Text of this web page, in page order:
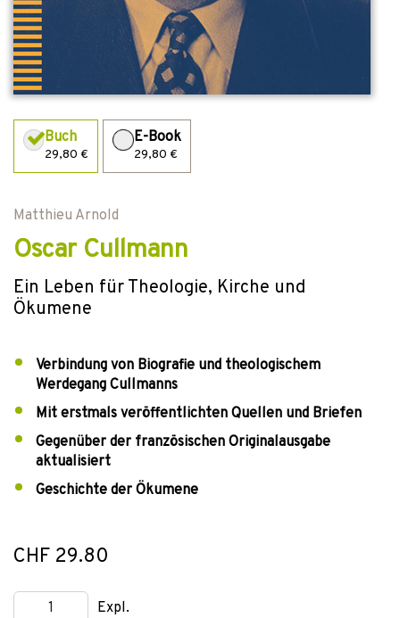
Buch
29,80 €
E-Book
29,80 €
Matthieu Arnold
Oscar Cullmann
Ein Leben für Theologie, Kirche und
Ökumene
Verbindung von Biografie und theologischem
Werdegang Cullmanns
Mit erstmals veröffentlichten Quellen und Briefen
Gegenüber der französischen Originalausgabe
aktualisiert
Geschichte der Ökumene
CHF 29.80
Expl.